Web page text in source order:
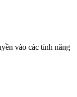
vào các tính năng